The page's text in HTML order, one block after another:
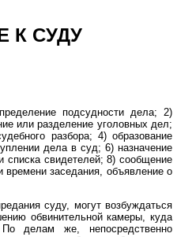
К СУДУ
подсудности дела; 2)
или разделение уголовных дел;
разбора; 4) образование
дела в суд; 6) назначение
списка свидетелей; 8) сообщение
времени заседания, объявление о
суду, могут возбуждаться
обвинительной камеры, куда
делам же, непосредственно